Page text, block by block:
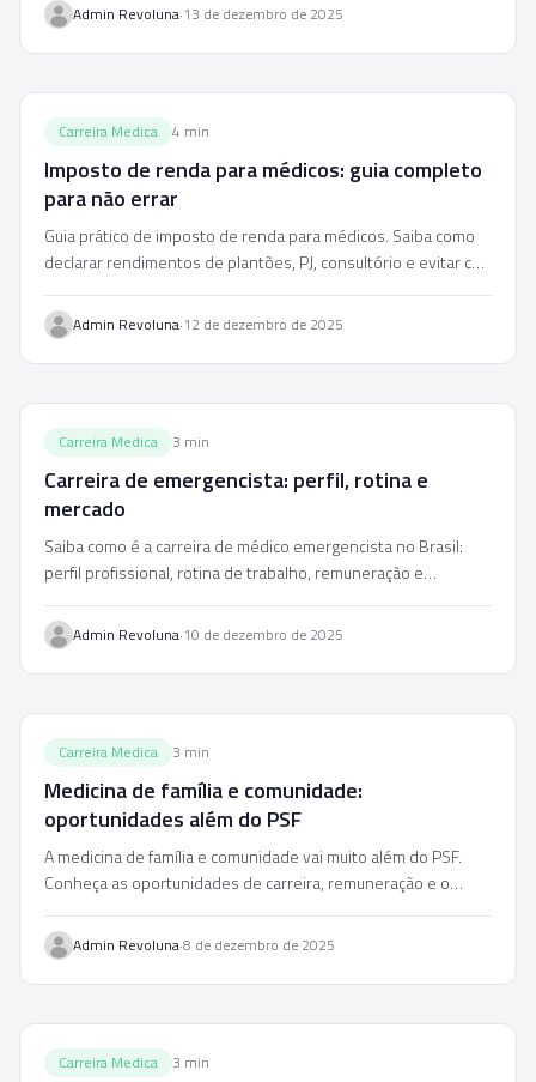
Admin Revoluna·13 de dezembro de 2025
Carreira Medica 4 min
Imposto de renda para médicos: guia completo
para não errar
Guia prático de imposto de renda para médicos. Saiba como
declarar rendimentos de plantões, PJ, consultório e evitar cair
Admin Revoluna·12 de dezembro de 2025
Carreira Medica 3 min
Carreira de emergencista: perfil, rotina e
mercado
Saiba como é a carreira de médico emergencista no Brasil:
perfil profissional, rotina de trabalho, remuneração e
Admin Revoluna·10 de dezembro de 2025
Carreira Medica 3 min
Medicina de família e comunidade:
oportunidades além do PSF
A medicina de família e comunidade vai muito além do PSF.
Conheça as oportunidades de carreira, remuneração e o
Admin Revoluna·8 de dezembro de 2025
Carreira Medica 3 min